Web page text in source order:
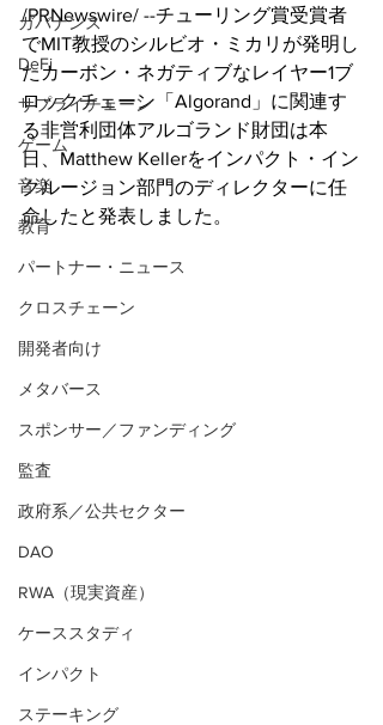
ガバナンス
DeFi
サプライチェーン
ゲーム
音楽
教育
パートナー・ニュース
クロスチェーン
開発者向け
メタバース
スポンサー／ファンディング
監査
政府系／公共セクター
DAO
RWA（現実資産）
ケーススタディ
インパクト
ステーキング
/PRNewswire/ --チューリング賞受賞者
でMIT教授のシルビオ・ミカリが発明し
たカーボン・ネガティブなレイヤー1ブ
ロックチェーン「Algorand」に関連す
る非営利団体アルゴランド財団は本
日、Matthew Kellerをインパクト・イン
クルージョン部門のディレクターに任
命したと発表しました。